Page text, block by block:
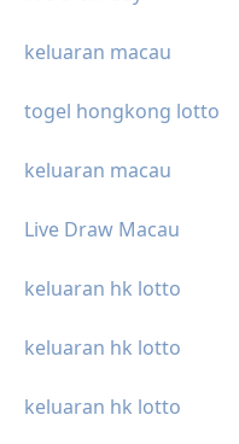
keluaran macau
togel hongkong lotto
keluaran macau
Live Draw Macau
keluaran hk lotto
keluaran hk lotto
keluaran hk lotto